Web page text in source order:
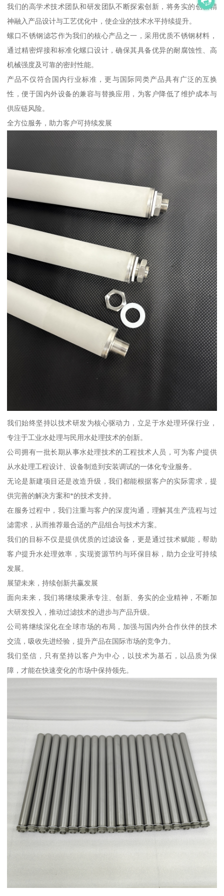
我们的高学术技术团队和研发团队不断探索创新，将务实的创新精
神融入产品设计与工艺优化中，使企业的技术水平持续提升。
螺口不锈钢滤芯作为我们的核心产品之一，采用优质不锈钢材料，
通过精密焊接和标准化螺口设计，确保其具备优异的耐腐蚀性、高
机械强度及可靠的密封性能。
产品不仅符合国内行业标准，更与国际同类产品具有广泛的互换
性，便于国内外设备的兼容与替换应用，为客户降低了维护成本与
供应链风险。
全方位服务，助力客户可持续发展
我们始终坚持以技术研发为核心驱动力，立足于水处理环保行业，
专注于工业水处理与民用水处理技术的创新。
公司拥有一批长期从事水处理技术的工程技术人员，可为客户提供
从水处理工程设计、设备制造到安装调试的一体化专业服务。
无论是新建项目还是改造升级，我们都能根据客户的实际需求，提
供完善的解决方案和*的技术支持。
在服务过程中，我们注重与客户的深度沟通，理解其生产流程与过
滤需求，从而推荐最合适的产品组合与技术方案。
我们的目标不仅是提供优质的过滤设备，更是通过技术赋能，帮助
客户提升水处理效率，实现资源节约与环保目标，助力企业可持续
发展。
展望未来，持续创新共赢发展
面向未来，我们将继续秉承专注、创新、务实的企业精神，不断加
大研发投入，推动过滤技术的进步与产品升级。
公司将继续深化在全球市场的布局，加强与国内外合作伙伴的技术
交流，吸收先进经验，提升产品在国际市场的竞争力。
我们坚信，只有坚持以客户为中心，以技术为基石，以品质为保
障，才能在快速变化的市场中保持领先。